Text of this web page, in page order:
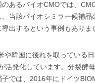
あるバイオCMOでは、
当該バイオシミラー候補品
出するという事例もありま
韓国に後れを取っている
活発化しています。分裂酵
では、2016年にドイツ